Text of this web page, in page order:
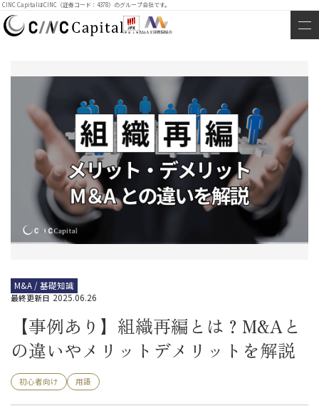
CINC CapitalはCINC（証券コード：4378）のグループ会社です。
M&A / 基礎知識
最終更新日 2025.06.26
【事例あり】組織再編とは？M&Aと
の違いやメリットデメリットを解説
初心者向け 用語